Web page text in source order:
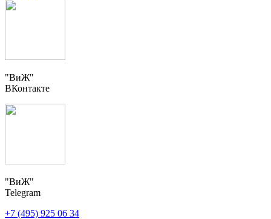
"ВиЖ"
ВКонтакте
"ВиЖ"
Telegram
+7 (495) 925 06 34